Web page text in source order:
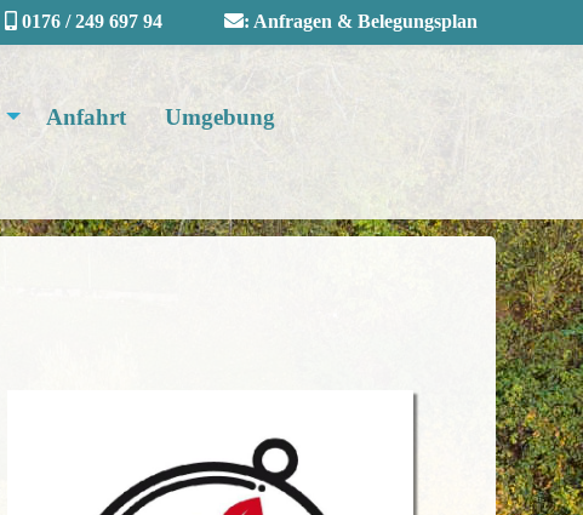
0176 / 249 697 94 : Anfragen & Belegungsplan
Anfahrt Umgebung